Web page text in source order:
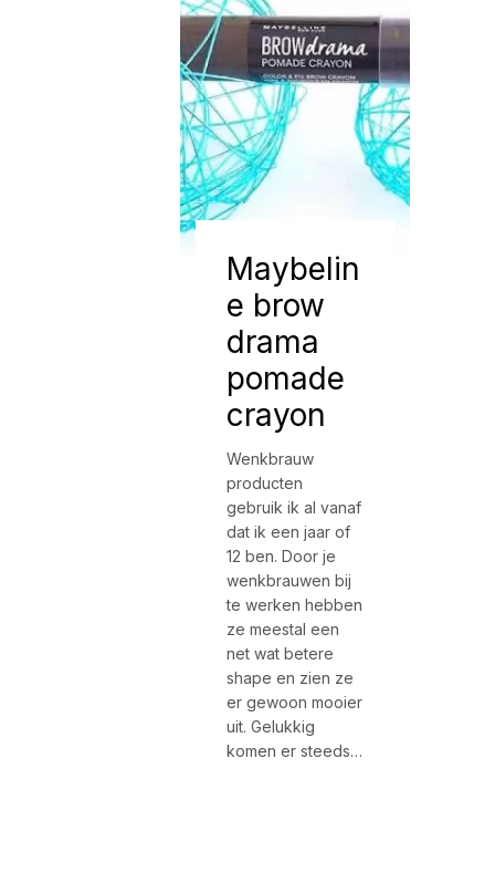
Maybelin
e brow
drama
pomade
crayon
Wenkbrauw
producten
gebruik ik al vanaf
dat ik een jaar of
12 ben. Door je
wenkbrauwen bij
te werken hebben
ze meestal een
net wat betere
shape en zien ze
er gewoon mooier
uit. Gelukkig
komen er steeds…